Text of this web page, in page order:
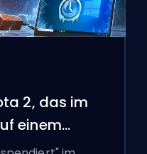
2, das im
einem